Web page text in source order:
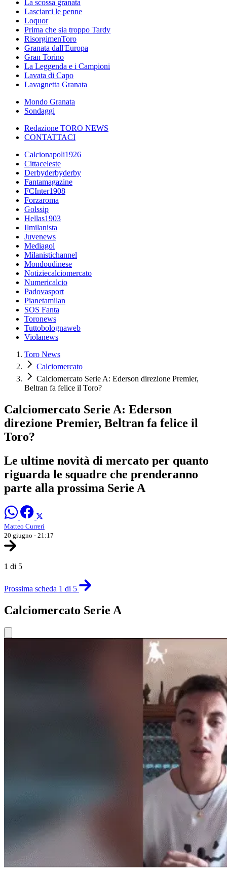
La scossa granata
Lasciarci le penne
Loquor
Prima che sia troppo Tardy
RisorgimenToro
Granata dall'Europa
Gran Torino
La Leggenda e i Campioni
Lavata di Capo
Lavagnetta Granata
Mondo Granata
Sondaggi
Redazione TORO NEWS
CONTATTACI
Calcionapoli1926
Cittaceleste
Derbyderbyderby
Fantamagazine
FCInter1908
Forzaroma
Golssip
Hellas1903
Ilmilanista
Juvenews
Mediagol
Milanistichannel
Mondoudinese
Notiziecalciomercato
Numericalcio
Padovasport
Pianetamilan
SOS Fanta
Toronews
Tuttobolognaweb
Violanews
Toro News
Calciomercato
Calciomercato Serie A: Ederson direzione Premier,
Beltran fa felice il Toro?
Calciomercato Serie A: Ederson
direzione Premier, Beltran fa felice il
Toro?
Le ultime novità di mercato per quanto
riguarda le squadre che prenderanno
parte alla prossima Serie A
Matteo Curreri
20 giugno - 21:17
1 di 5
Prossima scheda 1 di 5
Calciomercato Serie A